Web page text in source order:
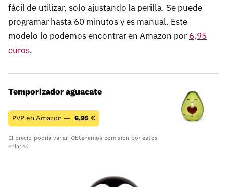
fácil de utilizar, solo ajustando la perilla. Se puede
programar hasta 60 minutos y es manual. Este
modelo lo podemos encontrar en Amazon por 6,95
euros.
Temporizador aguacate
PVP en Amazon — 6,95 €
El precio podría variar. Obtenemos comisión por estos
enlaces